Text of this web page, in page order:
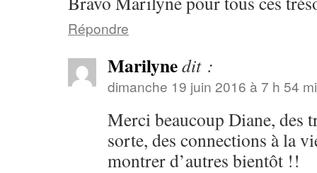
Répondre
Marilynedit :
dimanche 19 juin 2016 à 7 h 54
Merci beaucoup Diane, des
sorte, des connections à la
montrer d’autres bientôt !!